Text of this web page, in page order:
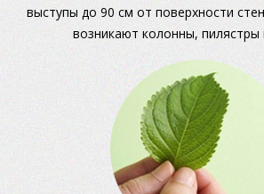
выступы до 90 см от поверхности
возникают колонны, пилястры